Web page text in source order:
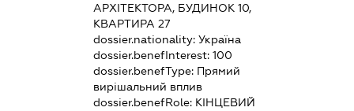
АРХІТЕКТОРА, БУДИНОК 10,
КВАРТИРА 27
dossier.nationality: Україна
dossier.benefInterest: 100
dossier.benefType: Прямий
вирішальний вплив
dossier.benefRole: КІНЦЕВИЙ